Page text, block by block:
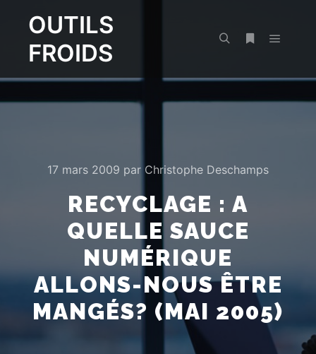
OUTILS
FROIDS
17 mars 2009 par Christophe Deschamps
RECYCLAGE : A
QUELLE SAUCE
NUMÉRIQUE
ALLONS-NOUS ÊTRE
MANGÉS? (MAI 2005)